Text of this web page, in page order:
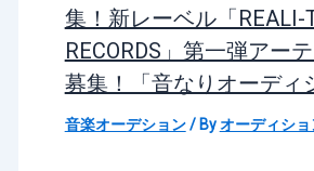
集！新レーベル「REALI-
RECORDS」第一弾アー
募集！「音なりオーディ
音楽オーデション/ Byオーディシ